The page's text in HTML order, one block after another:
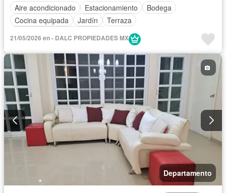
Aire acondicionado
Estacionamiento
Bodega
Cocina equipada
Jardín
Terraza
21/05/2026 en - DALC PROPIEDADES MX
Departamento